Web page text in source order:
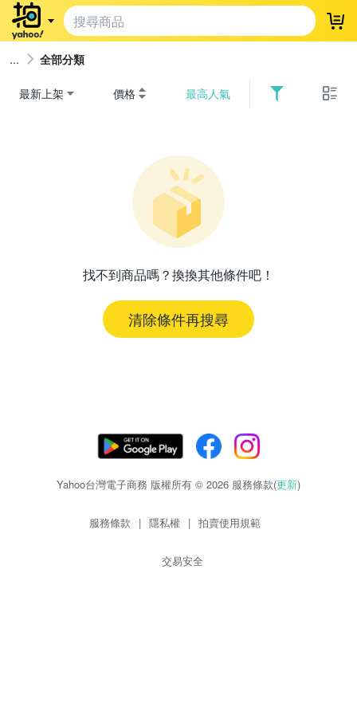
登
全部分類
最新上架 價格 最高人氣
找不到商品嗎？換換其他條件吧！
清除條件再搜尋
Yahoo台灣電子商務 版權所有 © 2026 服務條款(更新)
服務條款 | 隱私權 | 拍賣使用規範
交易安全